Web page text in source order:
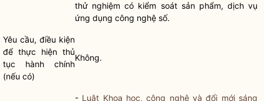
thử nghiệm có kiểm soát sản phẩm, dịch vụ
ứng dụng công nghệ số.
Yêu cầu, điều kiện
để thực hiện thủ
tục hành chính
(nếu có)
Không.
- Luật Khoa học, công nghệ và đổi mới sáng